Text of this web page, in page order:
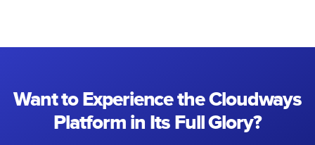
Want to Experience the Cloudways
Platform in Its Full Glory?